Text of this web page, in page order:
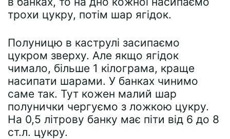
трохи цукру, потім шар ягідок.
Полуницю в каструлі засипаємо
цукром зверху. Але якщо ягідок
чимало, більше 1 кілограма, краще
насипати шарами. У банках чинимо
саме так. Тут кожен малий шар
полунички чергуємо з ложкою цукру.
На 0,5 літрову банку має піти від 6 до 8
ст.л. цукру.